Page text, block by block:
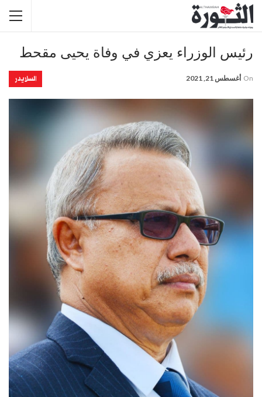
رئيس الوزراء يعزي في وفاة يحيى مقحط
السلايدر On أغسطس 21, 2021